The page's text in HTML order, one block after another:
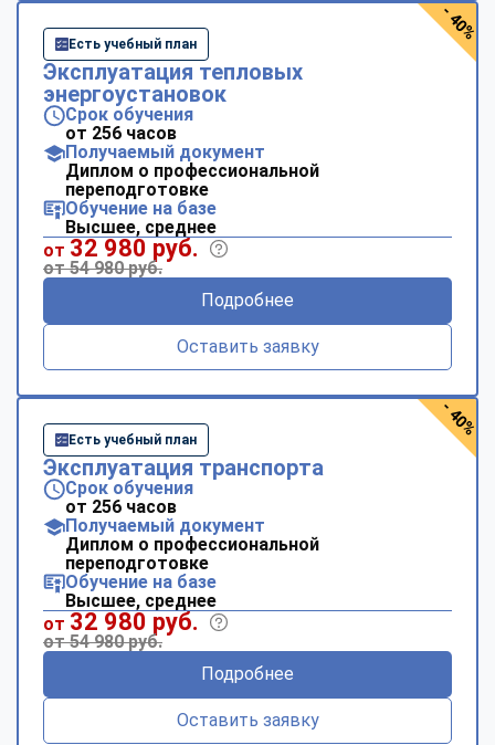
Есть учебный план
Эксплуатация тепловых
энергоустановок
Срок обучения
от 256 часов
Получаемый документ
Диплом о профессиональной
переподготовке
Обучение на базе
Высшее, среднее
от 32 980 руб.
от 54 980 руб.
Подробнее
Оставить заявку
- 40%
Есть учебный план
Эксплуатация транспорта
Срок обучения
от 256 часов
Получаемый документ
Диплом о профессиональной
переподготовке
Обучение на базе
Высшее, среднее
от 32 980 руб.
от 54 980 руб.
Подробнее
Оставить заявку
- 40%
Свяжитесь с нами через любой удобный мессенджер!
Telegram WhatsApp
Vkontakte
Max